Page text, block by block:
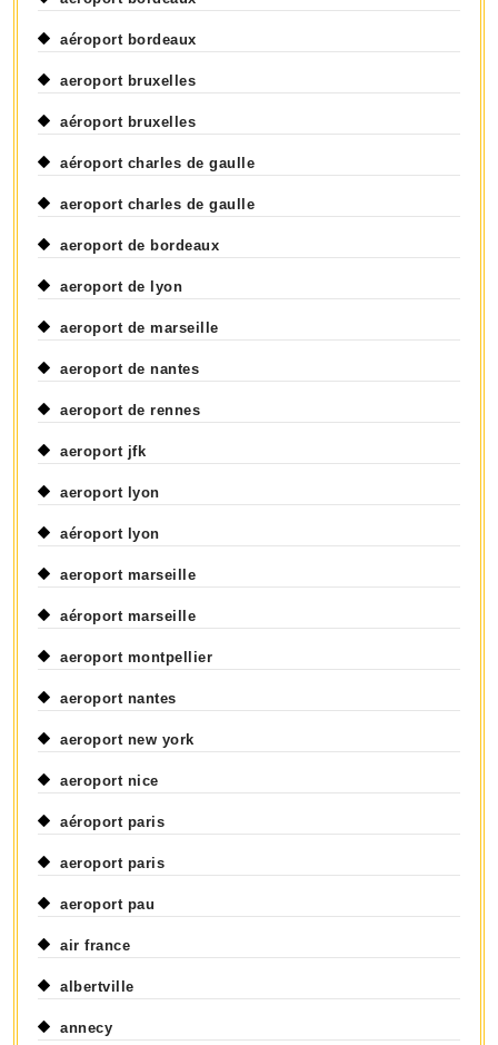
aéroport bordeaux
aeroport bruxelles
aéroport bruxelles
aéroport charles de gaulle
aeroport charles de gaulle
aeroport de bordeaux
aeroport de lyon
aeroport de marseille
aeroport de nantes
aeroport de rennes
aeroport jfk
aeroport lyon
aéroport lyon
aeroport marseille
aéroport marseille
aeroport montpellier
aeroport nantes
aeroport new york
aeroport nice
aéroport paris
aeroport paris
aeroport pau
air france
albertville
annecy